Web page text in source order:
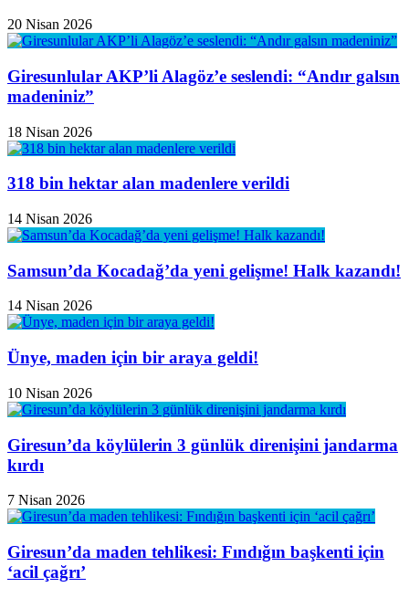
20 Nisan 2026
Giresunlular AKP’li Alagöz’e seslendi: “Andır galsın
madeniniz”
18 Nisan 2026
318 bin hektar alan madenlere verildi
14 Nisan 2026
Samsun’da Kocadağ’da yeni gelişme! Halk kazandı!
14 Nisan 2026
Ünye, maden için bir araya geldi!
10 Nisan 2026
Giresun’da köylülerin 3 günlük direnişini jandarma
kırdı
7 Nisan 2026
Giresun’da maden tehlikesi: Fındığın başkenti için
‘acil çağrı’